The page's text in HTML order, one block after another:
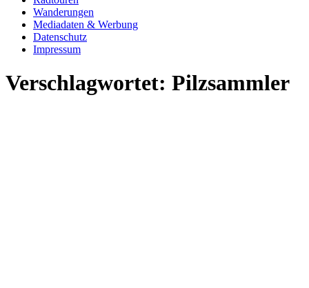
Wanderungen
Mediadaten & Werbung
Datenschutz
Impressum
Verschlagwortet: Pilzsammler